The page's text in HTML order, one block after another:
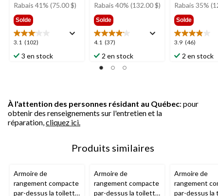
184,99 $
Rabais 41% (75.00 $)
Solde
3.1 (102)
3.1
étoile(s)
sur
3 en stock
329,99 $
Rabais 40% (132.00 $)
Solde
4.1 (37)
4.1
étoile(s)
sur
5.
2 en stock
Rabais 35%
Solde
3.9 (46)
3.9
étoile(s)
sur
2 en stock
À l'attention des personnes résidant au Québec: pour
obtenir des renseignements sur l'entretien et la
réparation, cliquez ici.
Produits similaires
Armoire de
rangement compacte
par-dessus la toilette
Armoire de
rangement compacte
par-dessus la toilette
Armoire de
rangement
par-dessus